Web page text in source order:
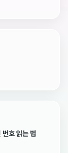
호 읽는 법